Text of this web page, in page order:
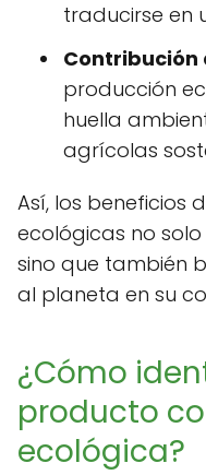
traducirse en
Contribución
producción
huella
agrícolas
Así, los beneficios
ecológicas no
sino que también
al planeta en su
¿Cómo
producto
ecológica?